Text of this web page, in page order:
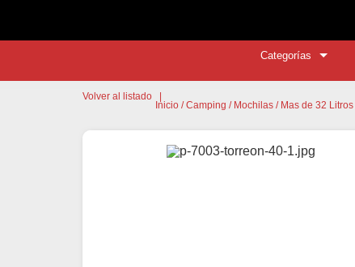
Categorías
Volver al listado
Inicio /Camping / Mochilas / Mas de 32 Litros